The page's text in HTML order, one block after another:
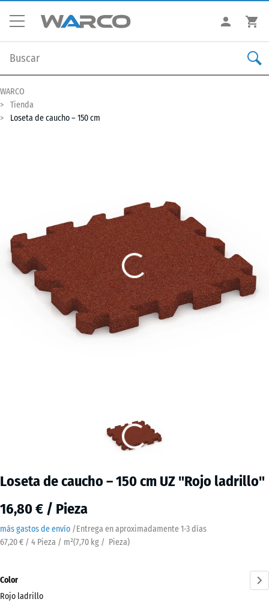
WARCO
Tienda
Loseta de caucho – 150 cm
Loseta de caucho – 150 cm UZ "Rojo ladrillo"
16,80 € / Pieza
más gastos de envío /Entrega en aproximadamente1-3 días
67,20 € / 4 Pieza / m²(7,70 kg / Pieza)
Color
Rojo ladrillo